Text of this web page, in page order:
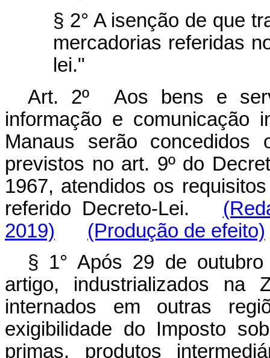
§ 2° A isenção de que
mercadorias referidas
lei."
Art. 2º Aos bens e
informação e comunicação
Manaus serão concedidos
previstos no art. 9º do
1967, atendidos os
referido Decreto-Lei.
2019)
(Produção de efeito)
§ 1° Após 29 de
artigo, industrializados na
internados em outras
exigibilidade do Imposto
primas, produtos